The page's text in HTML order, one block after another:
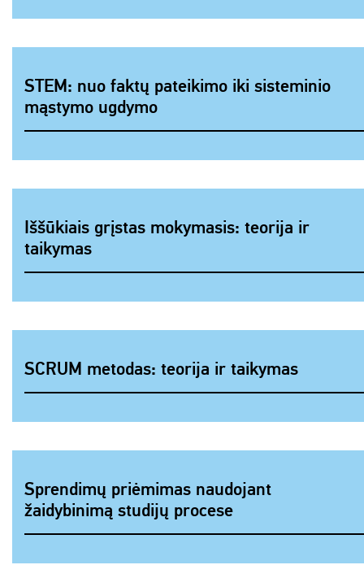
STEM: nuo faktų pateikimo iki sisteminio
mąstymo ugdymo
Iššūkiais grįstas mokymasis: teorija ir
taikymas
SCRUM metodas: teorija ir taikymas
Sprendimų priėmimas naudojant
žaidybinimą studijų procese